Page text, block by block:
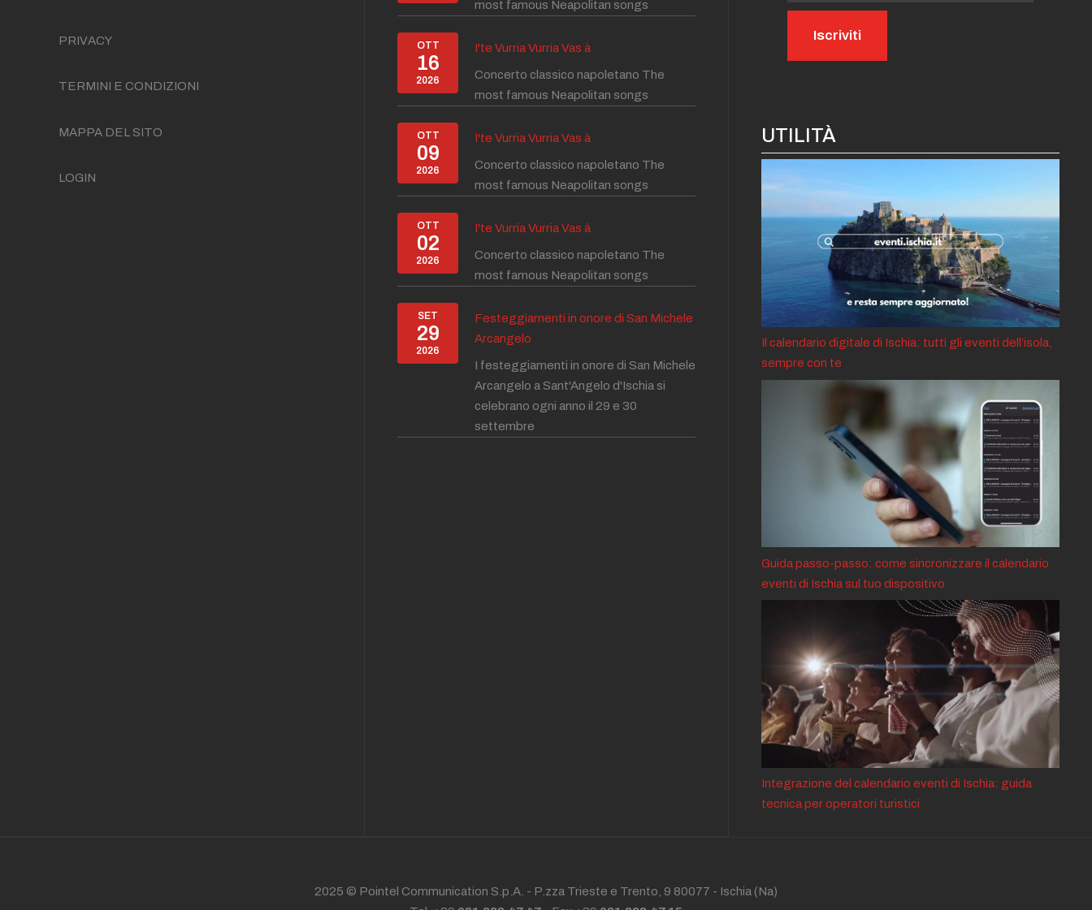
PRIVACY
TERMINI E CONDIZIONI
MAPPA DEL SITO
LOGIN
most famous Neapolitan songs
OTT
16
2026
I'te Vurria Vurria Vas à
Concerto classico napoletano The
most famous Neapolitan songs
OTT
09
2026
I'te Vurria Vurria Vas à
Concerto classico napoletano The
most famous Neapolitan songs
OTT
02
2026
I'te Vurria Vurria Vas à
Concerto classico napoletano The
most famous Neapolitan songs
SET
29
2026
Festeggiamenti in onore di San Michele
Arcangelo
I festeggiamenti in onore di San Michele
Arcangelo a Sant'Angelo d'Ischia si
celebrano ogni anno il 29 e 30
settembre
UTILITÀ
Il calendario digitale di Ischia: tutti gli eventi dell’isola,
sempre con te
Guida passo-passo: come sincronizzare il calendario
eventi di Ischia sul tuo dispositivo
Integrazione del calendario eventi di Ischia: guida
tecnica per operatori turistici
2025 © Pointel Communication S.p.A. - P.zza Trieste e Trento, 9 80077 - Ischia (Na)